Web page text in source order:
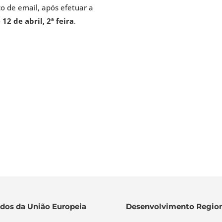
de email, após efetuar a
12 de abril, 2ª feira.
da União Europeia Desenvolvimento